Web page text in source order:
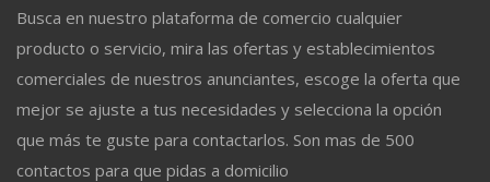
Busca en nuestro plataforma de comercio cualquier
producto o servicio, mira las ofertas y establecimientos
comerciales de nuestros anunciantes, escoge la oferta que
mejor se ajuste a tus necesidades y selecciona la opción
que más te guste para contactarlos. Son mas de 500
contactos para que pidas a domicilio